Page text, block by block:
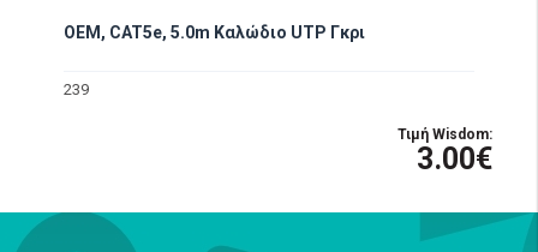
OEM, CAT5e, 5.0m Καλώδιο UTP Γκρι
239
Τιμή Wisdom:
3.00€